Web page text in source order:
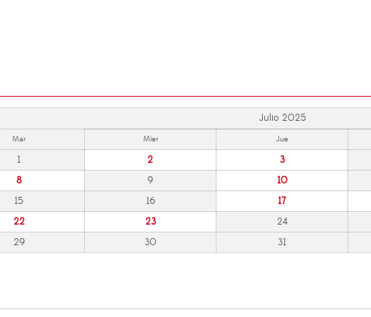
Julio 2025
Mar Mier Jue
1 2 3
8 9 10
15 16 17
22 23 24
29 30 31